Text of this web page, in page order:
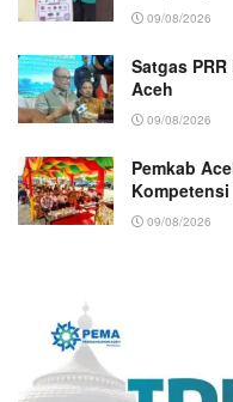
09/08/2026
Satgas
Aceh
09/08/2026
Pemkab
09/08/2026